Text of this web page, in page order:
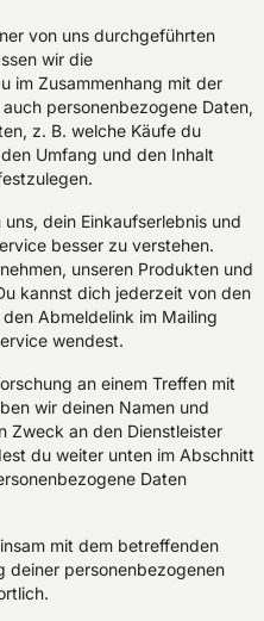
von uns durchgeführten
wir die
im Zusammenhang mit der
personenbezogene Daten,
z. B. welche Käufe du
Umfang und den Inhalt
dein Einkaufserlebnis und
besser zu verstehen.
unseren Produkten und
kannst dich jederzeit von den
Abmeldelink im Mailing
wendest.
an einem Treffen mit
wir deinen Namen und
Zweck an den Dienstleister
du weiter unten im Abschnitt
Daten
mit dem betreffenden
deiner personenbezogenen